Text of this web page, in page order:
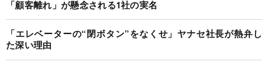
「顧客離れ」が懸念される1社の実名
「エレベーターの“閉ボタン”をなくせ」ヤナセ社長が熱弁し
た深い理由